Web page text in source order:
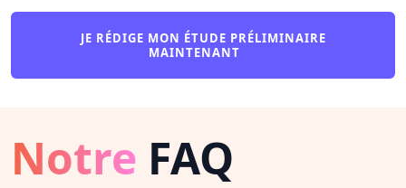
JE RÉDIGE MON ÉTUDE PRÉLIMINAIRE
MAINTENANT
Notre FAQ